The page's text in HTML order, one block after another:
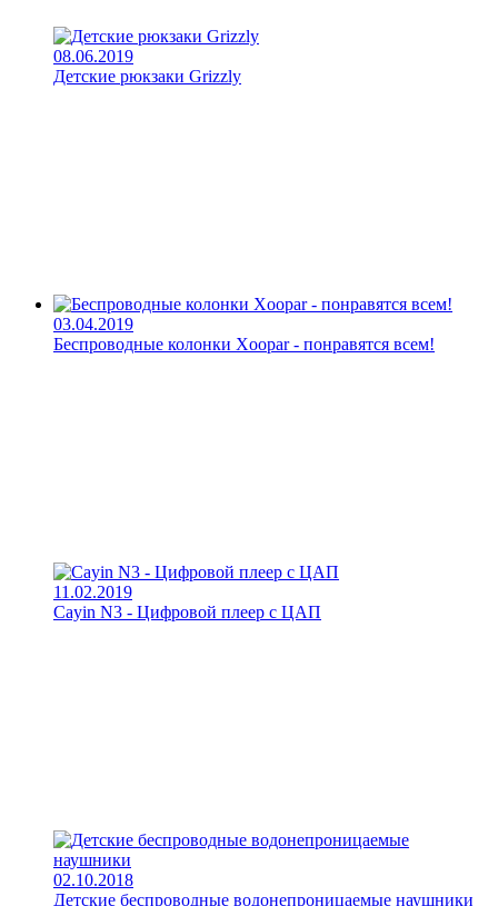
08.06.2019
Детские рюкзаки Grizzly
03.04.2019
Беспроводные колонки Xoopar - понравятся всем!
11.02.2019
Cayin N3 - Цифровой плеер с ЦАП
02.10.2018
Детские беспроводные водонепроницаемые наушники